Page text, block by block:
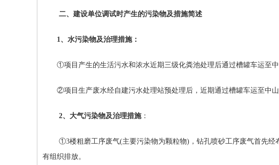
二、建设单位调试时产生的污染物及措施简述
1、水污染物及治理措施：
①项目产生的生活污水和浓水近期三级化粪池处理后通过槽罐车运至
②项目 生产废水经自建污水处理站预处理后，近期通过槽罐车运至中
2、大气污染物及治理措施：
①3楼粗磨工序废气(主要污染物为颗粒物) ，钻孔喷砂工序废气首先经
有组织排放。